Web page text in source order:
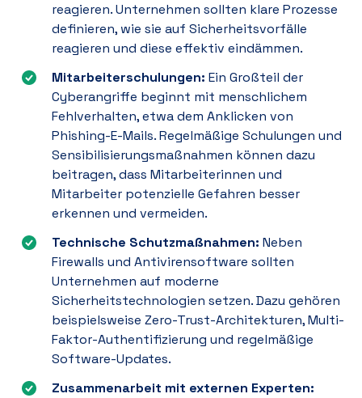
reagieren. Unternehmen sollten klare Prozesse
definieren, wie sie auf Sicherheitsvorfälle
reagieren und diese effektiv eindämmen.
Mitarbeiterschulungen: Ein Großteil der
Cyberangriffe beginnt mit menschlichem
Fehlverhalten, etwa dem Anklicken von
Phishing-E-Mails. Regelmäßige Schulungen und
Sensibilisierungsmaßnahmen können dazu
beitragen, dass Mitarbeiterinnen und
Mitarbeiter potenzielle Gefahren besser
erkennen und vermeiden.
Technische Schutzmaßnahmen: Neben
Firewalls und Antivirensoftware sollten
Unternehmen auf moderne
Sicherheitstechnologien setzen. Dazu gehören
beispielsweise Zero-Trust-Architekturen, Multi-
Faktor-Authentifizierung und regelmäßige
Software-Updates.
Zusammenarbeit mit externen Experten: